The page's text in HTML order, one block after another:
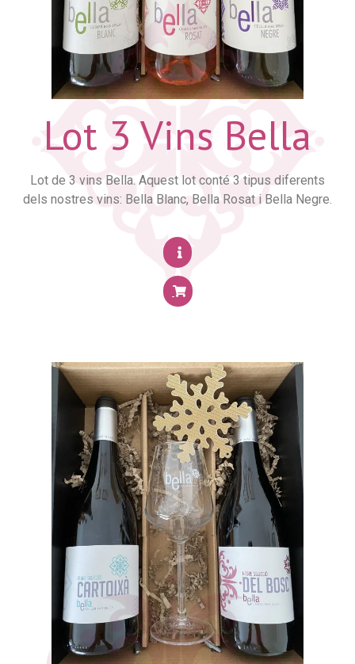
Lot 3 Vins Bella
Lot de 3 vins Bella. Aquest lot conté 3 tipus diferents
dels nostres vins: Bella Blanc, Bella Rosat i Bella Negre.